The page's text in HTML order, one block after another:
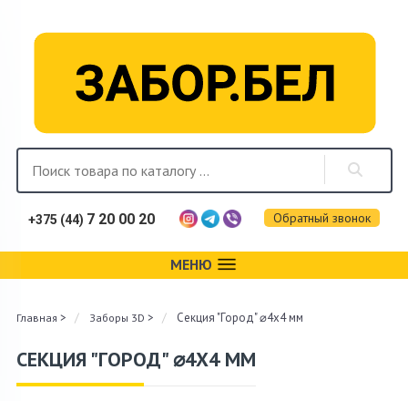
+375 (44) 7 20 00 20 Обратный звонок
МЕНЮ
Монтаж
Главная > Заборы 3D > Секция "Город" ⌀4х4 мм
СЕКЦИЯ "ГОРОД" ⌀4Х4 ММ